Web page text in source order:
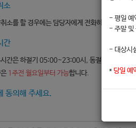
- 평일 예
- 주말 및
- 대상시
* 당일 예
소
소를 할 경우에는 담당자에게 전화하셔야 취소됩
간
간은하절기 05:00~23:00시, 동절기
1주전 월요일부터 가능합니다.
동의해 주세요.